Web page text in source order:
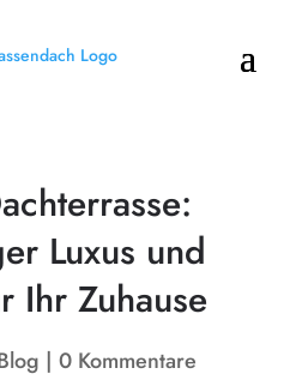
Luxus und
Ihr Zuhause
0 Kommentare